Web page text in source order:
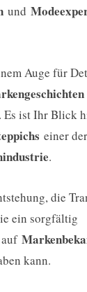
und
Auge für
Es ist Ihr Blick
einer
.
die
ein sorgfältig
auf
kann.